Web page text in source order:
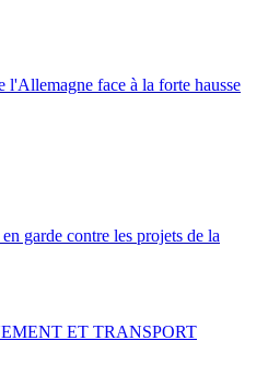
l'Allemagne face à la forte hausse
garde contre les projets de la
ET TRANSPORT